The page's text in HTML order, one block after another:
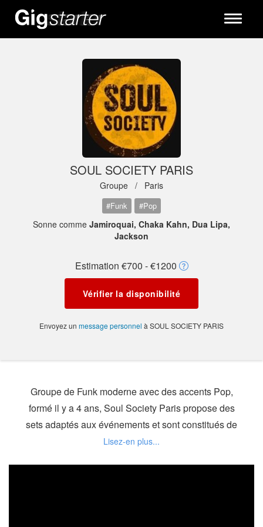
Toggle
SOUL SOCIETY PARIS
Groupe / Paris
#Funk #Pop
Sonne comme Jamiroquai, Chaka Kahn, Dua Lipa,
Jackson
Estimation €700 - €1200
Vérifier la disponibilité
Envoyez un message personnel à SOUL SOCIETY PARIS
Groupe de Funk moderne avec des accents Pop,
formé il y a 4 ans, Soul Society Paris propose des
sets adaptés aux événements et sont constitués de
classiques du genre (Jamiroquai, M.Jackson, S.